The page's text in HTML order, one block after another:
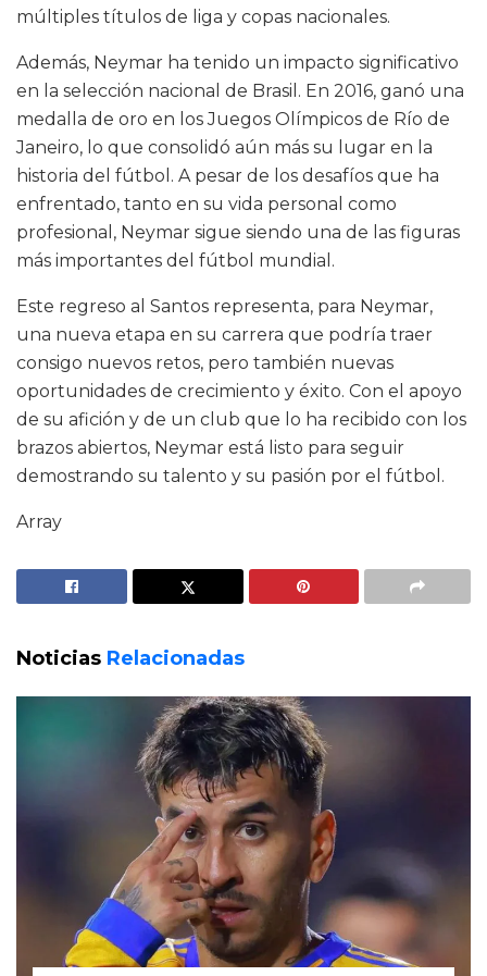
múltiples títulos de liga y copas nacionales.
Además, Neymar ha tenido un impacto significativo
en la selección nacional de Brasil. En 2016, ganó una
medalla de oro en los Juegos Olímpicos de Río de
Janeiro, lo que consolidó aún más su lugar en la
historia del fútbol. A pesar de los desafíos que ha
enfrentado, tanto en su vida personal como
profesional, Neymar sigue siendo una de las figuras
más importantes del fútbol mundial.
Este regreso al Santos representa, para Neymar,
una nueva etapa en su carrera que podría traer
consigo nuevos retos, pero también nuevas
oportunidades de crecimiento y éxito. Con el apoyo
de su afición y de un club que lo ha recibido con los
brazos abiertos, Neymar está listo para seguir
demostrando su talento y su pasión por el fútbol.
Array
Noticias Relacionadas